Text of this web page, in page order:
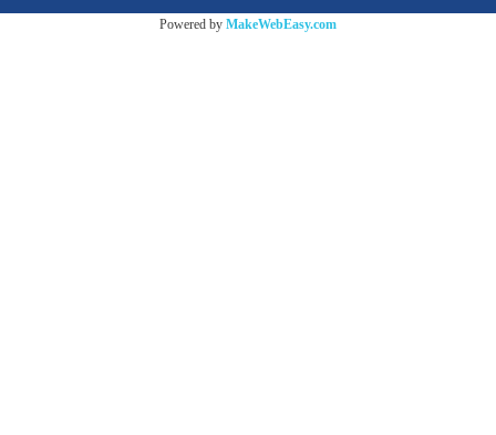
Powered by MakeWebEasy.com